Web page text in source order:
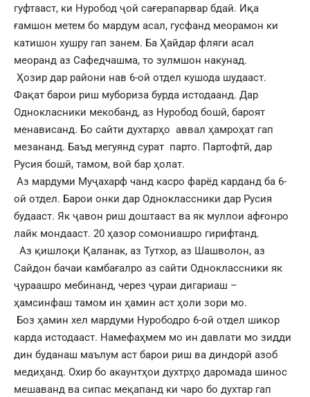
гуфтааст, ки Нуробод ҷой сағерапарвар бдай. Иқа
ғамшон метем бо мардум асал, гусфанд меорамон ки
катишон хушру гап занем. Ба Ҳайдар фляги асал
меоранд аз Сафедчашма, то зулмшон накунад.
Ҳозир дар райони нав 6-ой отдел кушода шудааст.
Фақат барои риш мубориза бурда истодаанд. Дар
Однокласники мекобанд, аз Нуробод бошӣ, бароят
менависанд. Бо сайти духтарҳо аввал ҳамроҳат гап
мезананд. Баъд мегуянд сурат парто. Партофтӣ, дар
Русия бошӣ, тамом, вой бар ҳолат.
Аз мардуми Муҷахарф чанд касро фарёд карданд ба 6-
ой отдел. Барои онки дар Одноклассники дар Русия
будааст. Як ҷавон риш доштааст ва як муллои афғонро
лайк мондааст. 20 ҳазор сомониашро гирифтанд.
Аз қишлоқи Қаланак, аз Тутхор, аз Шашволон, аз
Сайдон бачаи камбағалро аз сайти Одноклассники як
ҷураашро мебинанд, через ҷураи дигариаш –
ҳамсинфаш тамом ин ҳамин аст ҳоли зори мо.
Боз ҳамин хел мардуми Нурободро 6-ой отдел шикор
карда истодааст. Намефаҳмем мо ин давлати мо зидди
дин буданаш маълум аст барои риш ва диндорӣ азоб
медиҳанд. Охир бо акаунтҳои духтрҳо даромада шинос
мешаванд ва сипас меқапанд ки чаро бо духтар гап